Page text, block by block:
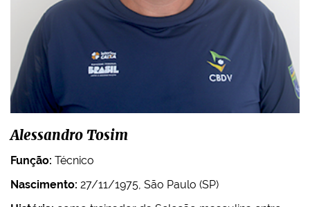
Alessandro Tosim
Função: Técnico
Nascimento: 27/11/1975, São Paulo (SP)